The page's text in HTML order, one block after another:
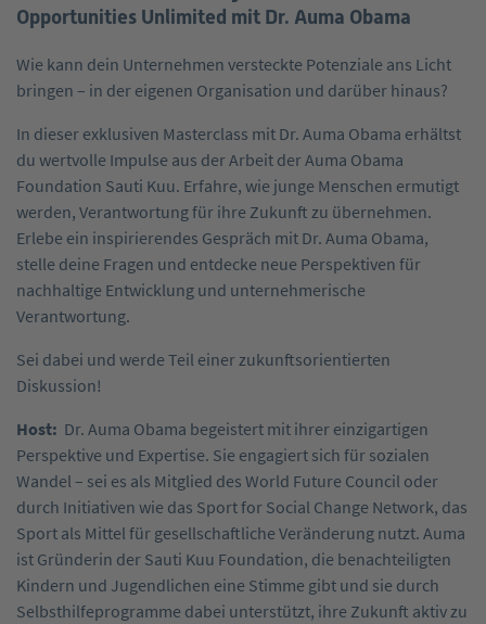
Opportunities Unlimited mit Dr. Auma Obama
Wie kann dein Unternehmen versteckte Potenziale ans Licht
bringen – in der eigenen Organisation und darüber hinaus?
In dieser exklusiven Masterclass mit Dr. Auma Obama erhältst
du wertvolle Impulse aus der Arbeit der Auma Obama
Foundation Sauti Kuu. Erfahre, wie junge Menschen ermutigt
werden, Verantwortung für ihre Zukunft zu übernehmen.
Erlebe ein inspirierendes Gespräch mit Dr. Auma Obama,
stelle deine Fragen und entdecke neue Perspektiven für
nachhaltige Entwicklung und unternehmerische
Verantwortung.
Sei dabei und werde Teil einer zukunftsorientierten
Diskussion!
Host: Dr. Auma Obama begeistert mit ihrer einzigartigen
Perspektive und Expertise. Sie engagiert sich für sozialen
Wandel – sei es als Mitglied des World Future Council oder
durch Initiativen wie das Sport for Social Change Network, das
Sport als Mittel für gesellschaftliche Veränderung nutzt. Auma
ist Gründerin der Sauti Kuu Foundation, die benachteiligten
Kindern und Jugendlichen eine Stimme gibt und sie durch
Selbsthilfeprogramme dabei unterstützt, ihre Zukunft aktiv zu